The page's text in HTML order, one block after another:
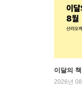
이달의
2026년